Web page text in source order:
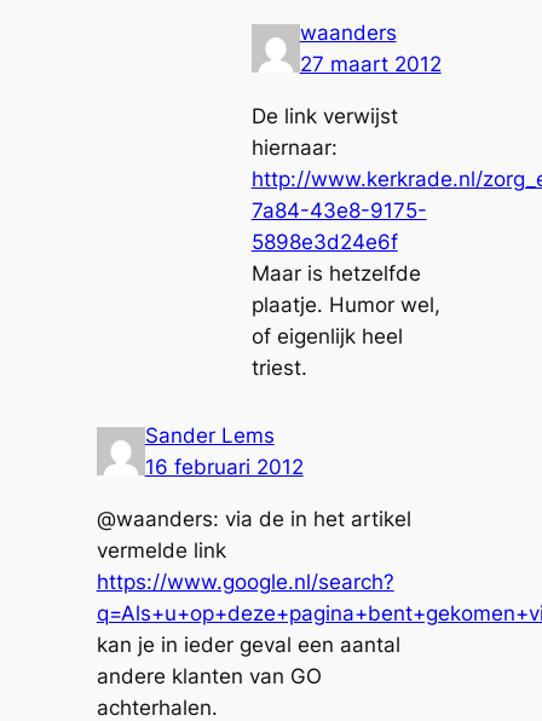
waanders
27 maart 2012
De link verwijst
hiernaar:
http://www.kerkrade.nl/
7a84-43e8-9175-
5898e3d24e6f
Maar is hetzelfde
plaatje. Humor wel,
of eigenlijk heel
triest.
Sander Lems
16 februari 2012
@waanders: via de in het artikel
vermelde link
https://www.google.nl/search?
kan je in ieder geval een aantal
andere klanten van GO
achterhalen.